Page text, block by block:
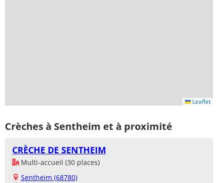
Leaflet
Crèches à Sentheim et à proximité
CRÈCHE DE SENTHEIM
Multi-accueil (30 places)
Sentheim (68780)